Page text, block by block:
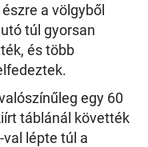
a völgyből
túl gyorsan
és több
egy 60
táblánál követték
lépte túl a